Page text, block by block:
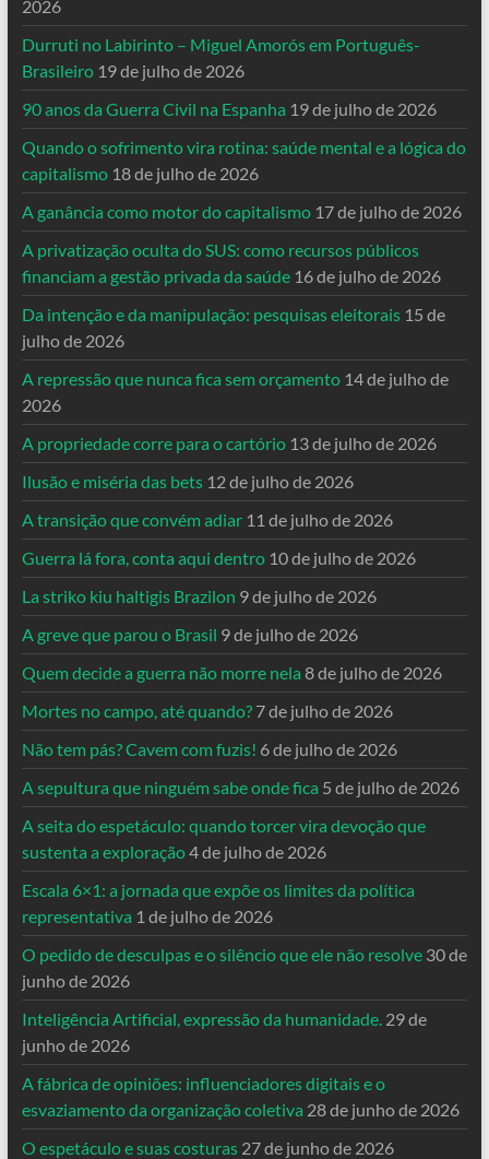
2026
Durruti no Labirinto – Miguel Amorós em Português-
Brasileiro 19 de julho de 2026
90 anos da Guerra Civil na Espanha 19 de julho de 2026
Quando o sofrimento vira rotina: saúde mental e a lógica do
capitalismo 18 de julho de 2026
A ganância como motor do capitalismo 17 de julho de 2026
A privatização oculta do SUS: como recursos públicos
financiam a gestão privada da saúde 16 de julho de 2026
Da intenção e da manipulação: pesquisas eleitorais 15 de
julho de 2026
A repressão que nunca fica sem orçamento 14 de julho de
2026
A propriedade corre para o cartório 13 de julho de 2026
Ilusão e miséria das bets 12 de julho de 2026
A transição que convém adiar 11 de julho de 2026
Guerra lá fora, conta aqui dentro 10 de julho de 2026
La striko kiu haltigis Brazilon 9 de julho de 2026
A greve que parou o Brasil 9 de julho de 2026
Quem decide a guerra não morre nela 8 de julho de 2026
Mortes no campo, até quando? 7 de julho de 2026
Não tem pás? Cavem com fuzis! 6 de julho de 2026
A sepultura que ninguém sabe onde fica 5 de julho de 2026
A seita do espetáculo: quando torcer vira devoção que
sustenta a exploração4 de julho de 2026
Escala 6×1: a jornada que expõe os limites da política
representativa 1 de julho de 2026
O pedido de desculpas e o silêncio que ele não resolve 30 de
junho de 2026
Inteligência Artificial, expressão da humanidade. 29 de
junho de 2026
A fábrica de opiniões: influenciadores digitais e o
esvaziamento da organização coletiva 28 de junho de 2026
O espetáculo e suas costuras 27 de junho de 2026